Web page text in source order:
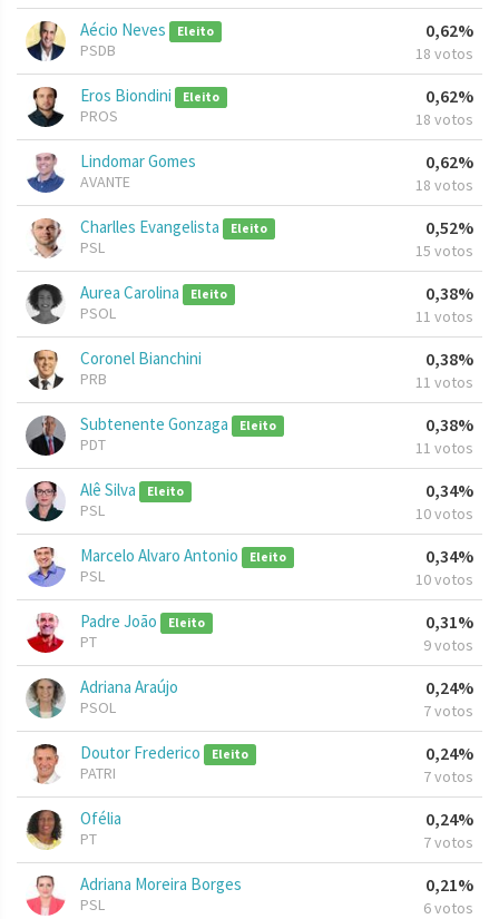
Aécio Neves Eleito
PSDB
0,62%
18 votos
Eros Biondini Eleito
PROS
0,62%
18 votos
Lindomar Gomes
AVANTE
0,62%
18 votos
Charlles Evangelista Eleito
PSL
0,52%
15 votos
Aurea Carolina Eleito
PSOL
0,38%
11 votos
Coronel Bianchini
PRB
0,38%
11 votos
Subtenente Gonzaga Eleito
PDT
0,38%
11 votos
Alê Silva Eleito
PSL
0,34%
10 votos
Marcelo Alvaro Antonio Eleito
PSL
0,34%
10 votos
Padre João Eleito
PT
0,31%
9 votos
Adriana Araújo
PSOL
0,24%
7 votos
Doutor Frederico Eleito
PATRI
0,24%
7 votos
Ofélia
PT
0,24%
7 votos
Adriana Moreira Borges
PSL
0,21%
6 votos